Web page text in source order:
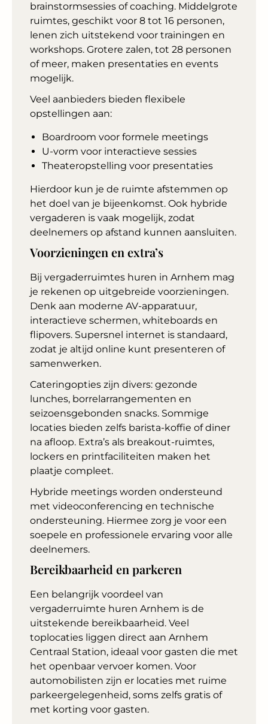
brainstormsessies of coaching. Middelgrote
ruimtes, geschikt voor 8 tot 16 personen,
lenen zich uitstekend voor trainingen en
workshops. Grotere zalen, tot 28 personen
of meer, maken presentaties en events
mogelijk.
Veel aanbieders bieden flexibele
opstellingen aan:
Boardroom voor formele meetings
U-vorm voor interactieve sessies
Theateropstelling voor presentaties
Hierdoor kun je de ruimte afstemmen op
het doel van je bijeenkomst. Ook hybride
vergaderen is vaak mogelijk, zodat
deelnemers op afstand kunnen aansluiten.
Voorzieningen en extra’s
Bij vergaderruimtes huren in Arnhem mag
je rekenen op uitgebreide voorzieningen.
Denk aan moderne AV-apparatuur,
interactieve schermen, whiteboards en
flipovers. Supersnel internet is standaard,
zodat je altijd online kunt presenteren of
samenwerken.
Cateringopties zijn divers: gezonde
lunches, borrelarrangementen en
seizoensgebonden snacks. Sommige
locaties bieden zelfs barista-koffie of diner
na afloop. Extra’s als breakout-ruimtes,
lockers en printfaciliteiten maken het
plaatje compleet.
Hybride meetings worden ondersteund
met videoconferencing en technische
ondersteuning. Hiermee zorg je voor een
soepele en professionele ervaring voor alle
deelnemers.
Bereikbaarheid en parkeren
Een belangrijk voordeel van
vergaderruimte huren Arnhem is de
uitstekende bereikbaarheid. Veel
toplocaties liggen direct aan Arnhem
Centraal Station, ideaal voor gasten die met
het openbaar vervoer komen. Voor
automobilisten zijn er locaties met ruime
parkeergelegenheid, soms zelfs gratis of
met korting voor gasten.